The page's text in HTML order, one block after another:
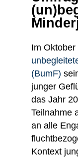
Im Oktober
(BumF)
junger
das Jahr
Teilnahme
an alle
Kontext